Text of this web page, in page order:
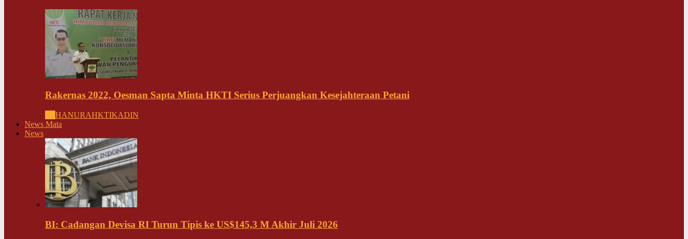
Rakernas 2022, Oesman Sapta Minta HKTI Serius Perjuangkan Kesejahteraan Petani
HANURAHKTIKADIN
News Mata
News
BI: Cadangan Devisa RI Turun Tipis ke US$145,3 M Akhir Juli 2026